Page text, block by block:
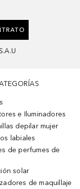
e Iluminadores
depilar mujer
labiales
de perfumes de
solar
de maquillaje